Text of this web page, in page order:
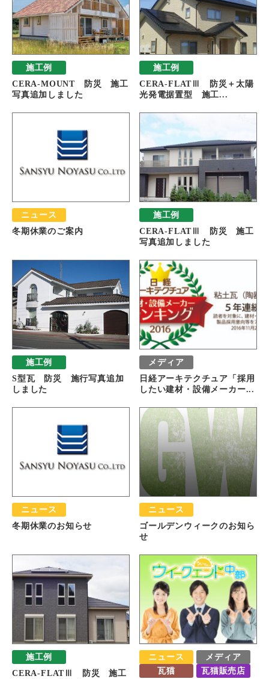
お問い合わせ プライバシーポリシー サイトマップ
施工例
CERA-MOUNT 防災 施工
写真追加しました
施工例
CERA-FLATⅢ 防災＋太陽
光発電据置型 施工...
ニュース
冬期休業のご案内
施工例
CERA-FLATⅢ 防災 施工
写真追加しました
施工例
S型瓦 防災 施行写真追加
しました
メディア
日経アーキテクチュア「採用
したい建材・設備メーカー...
ニュース
冬期休業のお知らせ
ニュース
ゴールデンウィークのお知ら
せ
施工例
CERA-FLATⅢ 防災 施工
ニュース
メディア
瓦猫
瓦猫販売店